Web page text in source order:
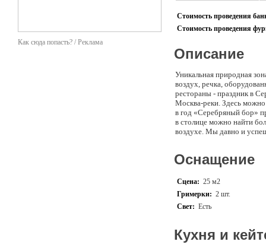
Как сюда попасть? / Реклама
Стоимость проведения
Стоимость проведения
Описание
Уникальная природная
воздух, речка,
рестораны - праздник в
Москва-реки. Здесь можно
в год «Серебряный бор»
в столице можно найти
воздухе. Мы давно и
Оснащение
Сцена: 25 м2
Гримерки: 2 шт.
Свет: Есть
Кухня и